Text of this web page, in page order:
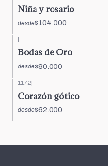
Niña y rosario
desde$104.000
Bodas de Oro
desde$80.000
1172|
Corazón gótico
desde$62.000